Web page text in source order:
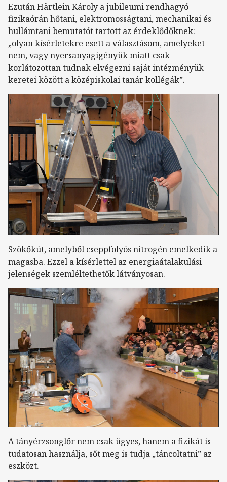
Ezután Härtlein Károly a jubileumi rendhagyó
fizikaórán hőtani, elektromosságtani, mechanikai és
hullámtani bemutatót tartott az érdeklődőknek:
„olyan kísérletekre esett a választásom, amelyeket
nem, vagy nyersanyagigényük miatt csak
korlátozottan tudnak elvégezni saját intézményük
keretei között a középiskolai tanár kollégák”.
Szökőkút, amelyből cseppfolyós nitrogén emelkedik a
magasba. Ezzel a kísérlettel az energiaátalakulási
jelenségek szemléltethetők látványosan.
A tányérzsonglőr nem csak ügyes, hanem a fizikát is
tudatosan használja, sőt meg is tudja „táncoltatni” az
eszközt.